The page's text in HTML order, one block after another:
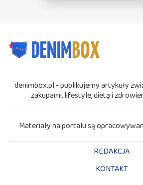
denimbox.pl - publikujemy artykuły
zakupami, lifestyle, dietą i
Materiały na portalu są
REDAKCJA
KONTAKT